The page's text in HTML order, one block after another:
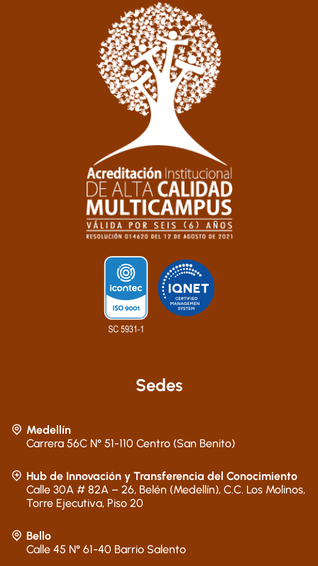
Sedes
Medellín
Carrera 56C N° 51-110 Centro (San Benito)
Hub de Innovación y Transferencia del Conocimiento
Calle 30A # 82A – 26, Belén (Medellín), C.C. Los Molinos,
Torre Ejecutiva, Piso 20
Bello
Calle 45 N° 61-40 Barrio Salento